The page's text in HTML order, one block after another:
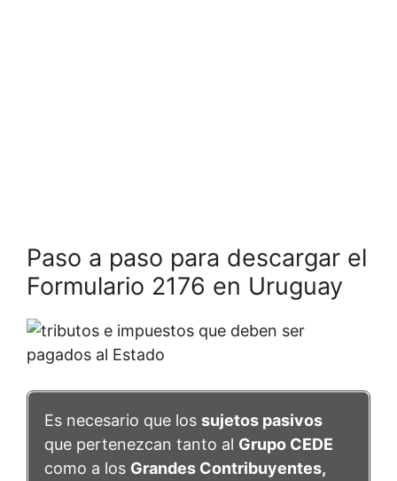
Paso a paso para descargar el
Formulario 2176 en Uruguay
Es necesario que los sujetos pasivos
que pertenezcan tanto al Grupo CEDE
como a los Grandes Contribuyentes,